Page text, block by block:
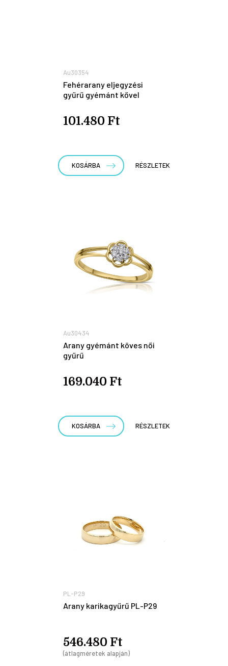
Au30354
Fehérarany eljegyzési
gyűrű gyémánt kővel
101.480 Ft
KOSÁRBA RÉSZLETEK
Au30434
Arany gyémánt köves női
gyűrű
169.040 Ft
KOSÁRBA RÉSZLETEK
PL-P29
Arany karikagyűrű PL-P29
546.480 Ft
(átlagméretek alapján)